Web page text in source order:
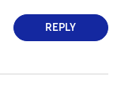
REPLY